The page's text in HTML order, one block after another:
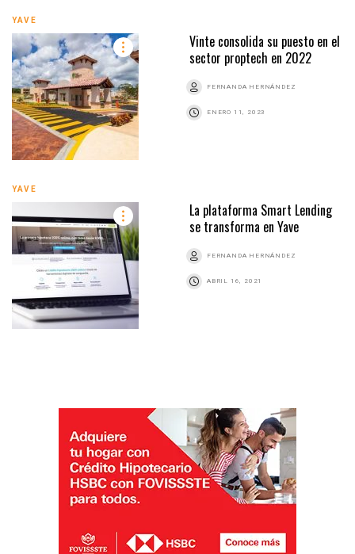
YAVE
Vinte consolida su puesto en el
sector proptech en 2022
FERNANDA HERNÁNDEZ
ENERO 11, 2023
YAVE
La plataforma Smart Lending
se transforma en Yave
FERNANDA HERNÁNDEZ
ABRIL 16, 2021